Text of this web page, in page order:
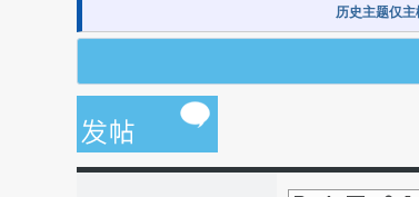
历史主题仅